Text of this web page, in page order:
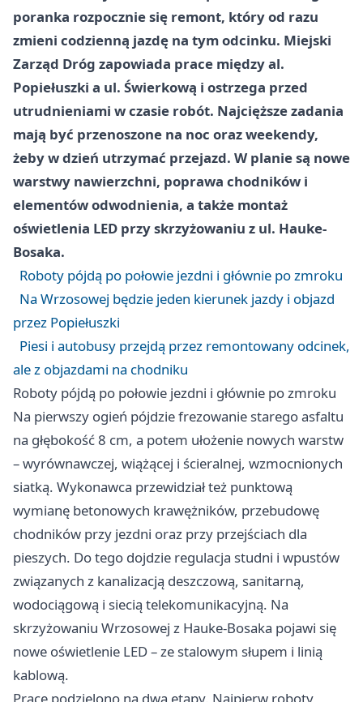
poranka rozpocznie się remont, który od razu
zmieni codzienną jazdę na tym odcinku. Miejski
Zarząd Dróg zapowiada prace między al.
Popiełuszki a ul. Świerkową i ostrzega przed
utrudnieniami w czasie robót. Najcięższe zadania
mają być przenoszone na noc oraz weekendy,
żeby w dzień utrzymać przejazd. W planie są nowe
warstwy nawierzchni, poprawa chodników i
elementów odwodnienia, a także montaż
oświetlenia LED przy skrzyżowaniu z ul. Hauke-
Bosaka.
Roboty pójdą po połowie jezdni i głównie po zmroku
Na Wrzosowej będzie jeden kierunek jazdy i objazd
przez Popiełuszki
Piesi i autobusy przejdą przez remontowany odcinek,
ale z objazdami na chodniku
Roboty pójdą po połowie jezdni i głównie po zmroku
Na pierwszy ogień pójdzie frezowanie starego asfaltu
na głębokość 8 cm, a potem ułożenie nowych warstw
– wyrównawczej, wiążącej i ścieralnej, wzmocnionych
siatką. Wykonawca przewidział też punktową
wymianę betonowych krawężników, przebudowę
chodników przy jezdni oraz przy przejściach dla
pieszych. Do tego dojdzie regulacja studni i wpustów
związanych z kanalizacją deszczową, sanitarną,
wodociągową i siecią telekomunikacyjną. Na
skrzyżowaniu Wrzosowej z Hauke-Bosaka pojawi się
nowe oświetlenie LED – ze stalowym słupem i linią
kablową.